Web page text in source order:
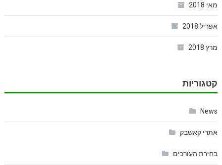
מאי 2018
אפריל 2018
מרץ 2018
קטגוריות
News
אתרי קאשבק
בחירת העורכים